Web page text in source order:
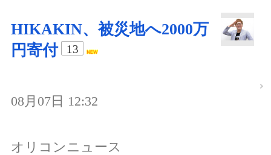
HIKAKIN、被災地へ2000万
円寄付
13
08月07日 12:32
オリコンニュース